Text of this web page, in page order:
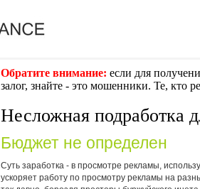
Обратите внимание: если для
залог, знайте - это мошенники. Те, кто
Несложная подработка
Бюджет не определен
Суть заработка - в просмотре рекламы,
ускоряет работу по просмотру рекламы на